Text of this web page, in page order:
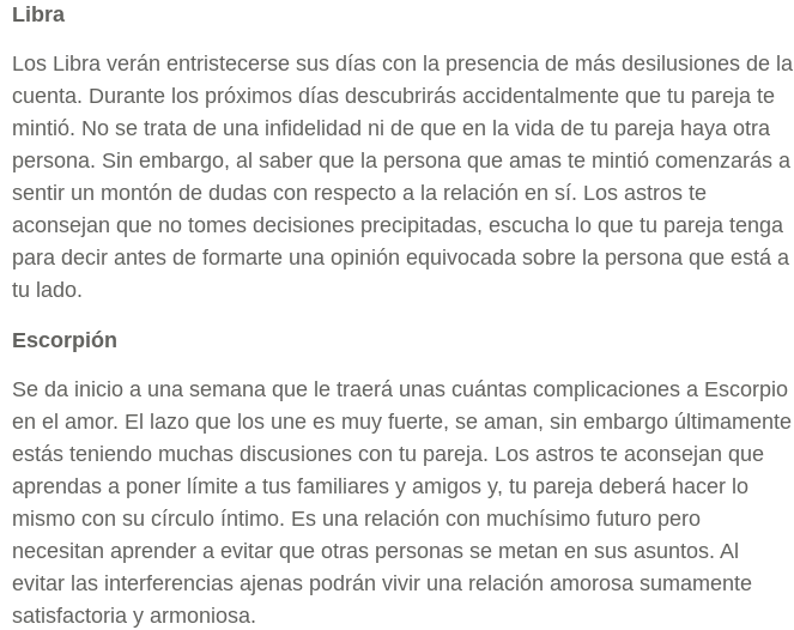
Libra
Los Libra verán entristecerse sus días con la presencia de más desilusiones de la
cuenta. Durante los próximos días descubrirás accidentalmente que tu pareja te
mintió. No se trata de una infidelidad ni de que en la vida de tu pareja haya otra
persona. Sin embargo, al saber que la persona que amas te mintió comenzarás a
sentir un montón de dudas con respecto a la relación en sí. Los astros te
aconsejan que no tomes decisiones precipitadas, escucha lo que tu pareja tenga
para decir antes de formarte una opinión equivocada sobre la persona que está a
tu lado.
Escorpión
Se da inicio a una semana que le traerá unas cuántas complicaciones a Escorpio
en el amor. El lazo que los une es muy fuerte, se aman, sin embargo últimamente
estás teniendo muchas discusiones con tu pareja. Los astros te aconsejan que
aprendas a poner límite a tus familiares y amigos y, tu pareja deberá hacer lo
mismo con su círculo íntimo. Es una relación con muchísimo futuro pero
necesitan aprender a evitar que otras personas se metan en sus asuntos. Al
evitar las interferencias ajenas podrán vivir una relación amorosa sumamente
satisfactoria y armoniosa.